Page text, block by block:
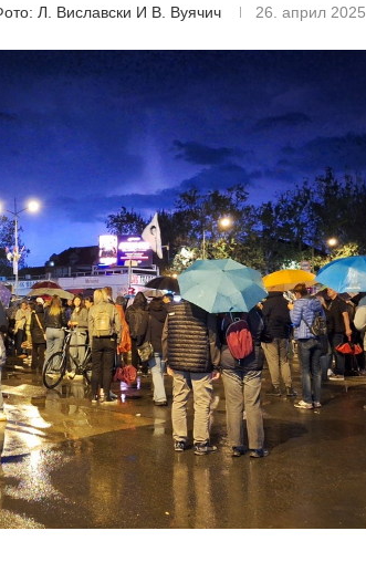
Л. Виславски И В. Вуячич 26. април 2025